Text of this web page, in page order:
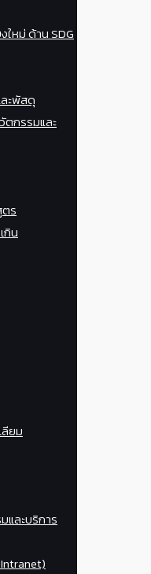
ใหม่ ด้าน SDG
ะพัสดุ
ตกรรมและ
ร
กิน
ลียม
และบริการ